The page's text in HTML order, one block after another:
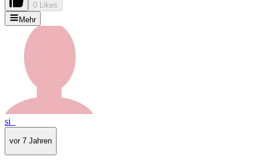
0 Likes
Mehr
si_
vor 7 Jahren